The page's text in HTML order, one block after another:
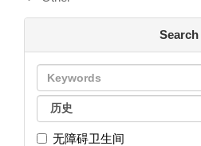
Search
无障碍卫生间